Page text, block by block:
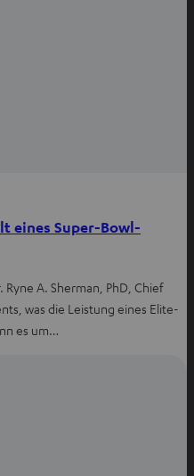
eines Super-Bowl-
A. Sherman, PhD, Chief
was die Leistung eines Elite-
es um…